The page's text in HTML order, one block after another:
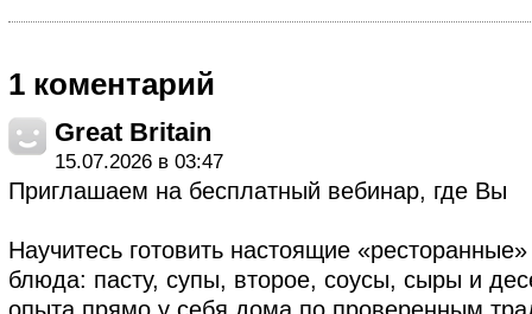
1 коментарий
Great Britain
15.07.2026 в 03:47
Приглашаем на бесплатный вебинар, где Вы
Научитесь готовить настоящие
блюда: пасту, супы, второе, соусы, сыры и